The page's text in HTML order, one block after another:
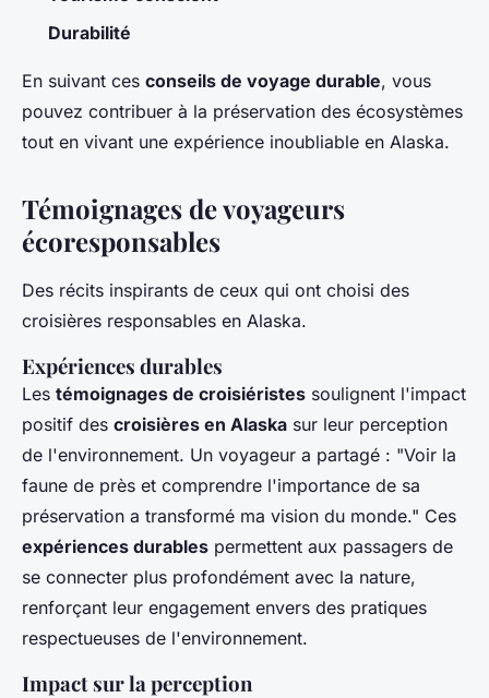
Durabilité
En suivant ces conseils de voyage durable, vous
pouvez contribuer à la préservation des écosystèmes
tout en vivant une expérience inoubliable en Alaska.
Témoignages de voyageurs
écoresponsables
Des récits inspirants de ceux qui ont choisi des
croisières responsables en Alaska.
Expériences durables
Les témoignages de croisiéristes soulignent l'impact
positif des croisières en Alaska sur leur perception
de l'environnement. Un voyageur a partagé : "Voir la
faune de près et comprendre l'importance de sa
préservation a transformé ma vision du monde." Ces
expériences durables permettent aux passagers de
se connecter plus profondément avec la nature,
renforçant leur engagement envers des pratiques
respectueuses de l'environnement.
Impact sur la perception